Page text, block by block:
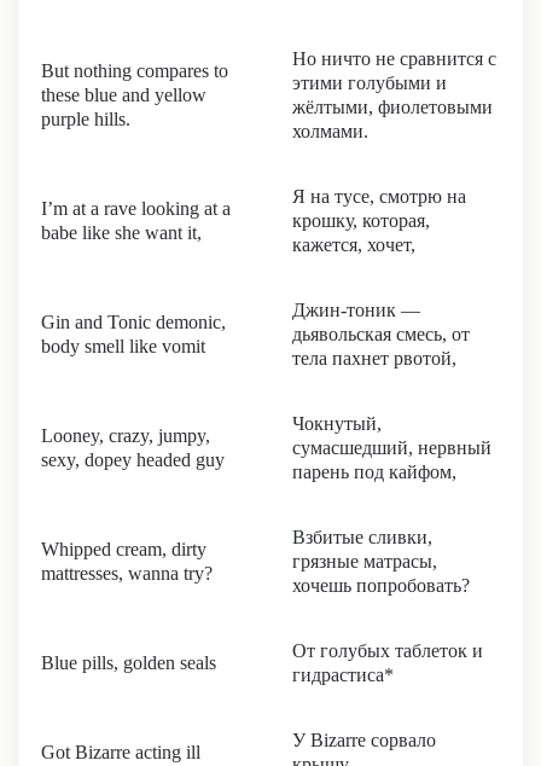
But nothing compares to
these blue and yellow
purple hills.
Но ничто не сравнится с
этими голубыми и
жёлтыми, фиолетовыми
холмами.
I’m at a rave looking at a
babe like she want it,
Я на тусе, смотрю на
крошку, которая,
кажется, хочет,
Gin and Tonic demonic,
body smell like vomit
Джин-тоник —
дьявольская смесь, от
тела пахнет рвотой,
Looney, crazy, jumpy,
sexy, dopey headed guy
Чокнутый,
сумасшедший, нервный
парень под кайфом,
Whipped cream, dirty
mattresses, wanna try?
Взбитые сливки,
грязные матрасы,
хочешь попробовать?
Blue pills, golden seals
От голубых таблеток и
гидрастиса*
Got Bizarre acting ill
У Bizarre сорвало